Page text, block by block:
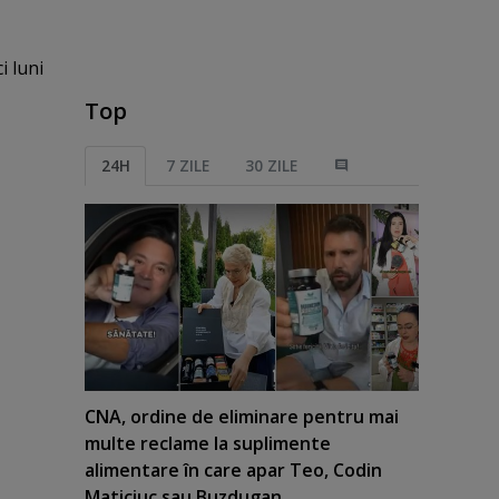
luni
Top
24H 7 ZILE 30 ZILE
CNA, ordine de eliminare pentru mai
multe reclame la suplimente
alimentare în care apar Teo, Codin